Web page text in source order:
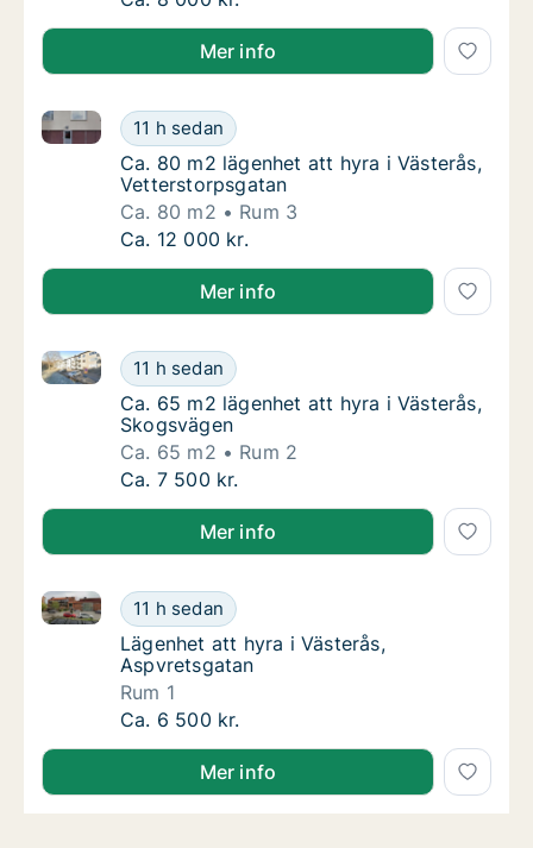
Mer info
Ca. 80 m2 lägenhet att hyra i Västerås,
11 h sedan
Ca. 80 m2 lägenhet att hyra i Västerås,
Ca. 80 m2 lägenhet att hyra i Västerås,
Ca. 80 m2 lägenhet att hyra i Västerås,
Vetterstorpsgatan
Ca. 80 m2
Rum 3
Ca. 80 m2 lägenhet att hyra i Västerås,
Ca. 12 000 kr.
Mer info
Ca. 65 m2 lägenhet att hyra i Västerås,
11 h sedan
Ca. 65 m2 lägenhet att hyra i Västerås, Skogsvägen
Ca. 65 m2 lägenhet att hyra i Västerås,
Ca. 65 m2 lägenhet att hyra i Västerås,
Skogsvägen
Ca. 65 m2
Rum 2
Ca. 65 m2 lägenhet att hyra i Västerås,
Ca. 7 500 kr.
Mer info
Lägenhet att hyra i Västerås, Aspvretsgatan
11 h sedan
Lägenhet att hyra i Västerås, Aspvretsgatan
Lägenhet att hyra i Västerås, Aspvretsgatan
Lägenhet att hyra i Västerås,
Aspvretsgatan
Rum 1
Lägenhet att hyra i Västerås, Aspvretsgatan
Ca. 6 500 kr.
Mer info